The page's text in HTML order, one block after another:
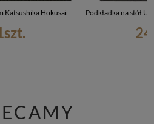
Katsushika Hokusai
szt.
Podkładka na stół